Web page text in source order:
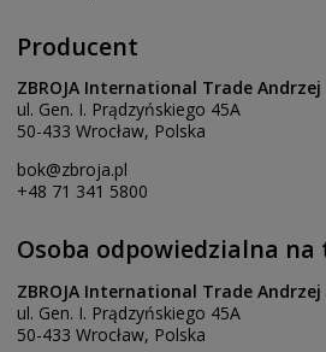
Producent
ZBROJA International Trade
ul. Gen. I. Prądzyńskiego 45A
50-433 Wrocław, Polska
bok@zbroja.pl
+48 71 341 5800
Osoba odpowiedzialna na
ZBROJA International Trade
ul. Gen. I. Prądzyńskiego 45A
50-433 Wrocław, Polska